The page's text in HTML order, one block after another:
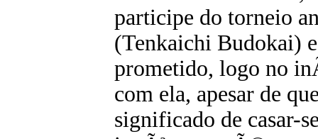
participe do torneio
(Tenkaichi Budokai)
prometido, logo no
com ela, apesar de
significado de casar-